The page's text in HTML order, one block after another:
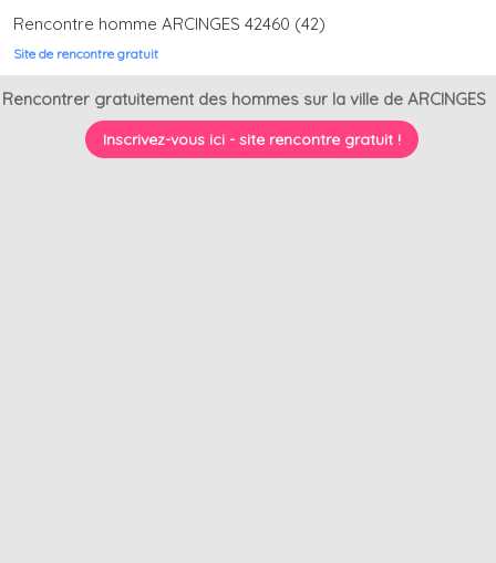
Rencontre homme ARCINGES 42460 (42)
Site de rencontre gratuit
Rencontrer gratuitement des hommes sur la ville de ARCINGES
Inscrivez-vous ici - site rencontre gratuit !